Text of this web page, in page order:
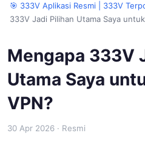
🎯 333V Aplikasi Resmi | 333V
333V Jadi Pilihan Utama Saya
Mengapa 333V
Utama Saya
VPN?
30 Apr 2026 · Resmi